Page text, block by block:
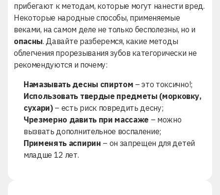
прибегают к методам, которые могут нанести вред.
Некоторые народные способы, применяемые
веками, на самом деле не только бесполезны, но и
опасны. Давайте разберемся, какие методы
облегчения прорезывания зубов категорически не
рекомендуются и почему:
Намазывать десны спиртом – это токсично!;
Использовать твердые предметы (морковку,
сухари)– есть риск повредить десну;
Чрезмерно давить при массаже – можно
вызвать дополнительное воспаление;
Применять аспирин – он запрещен для детей
младше 12 лет.